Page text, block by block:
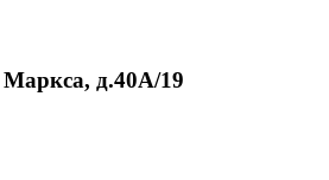
д.40А/19